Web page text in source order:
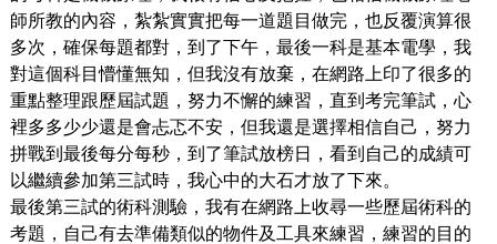
師所教的內容，紮紮實實把每一道題目做完，也反覆演算很
多次，確保每題都對，到了下午，最後一科是基本電學，我
對這個科目懵懂無知，但我沒有放棄，在網路上印了很多的
重點整理跟歷屆試題，努力不懈的練習，直到考完筆試，心
裡多多少少還是會忐忑不安，但我還是選擇相信自己，努力
拼戰到最後每分每秒，到了筆試放榜日，看到自己的成績可
以繼續參加第三試時，我心中的大石才放了下來。
最後第三試的術科測驗，我有在網路上收尋一些歷屆術科的
考題，自己有去準備類似的物件及工具來練習，練習的目的